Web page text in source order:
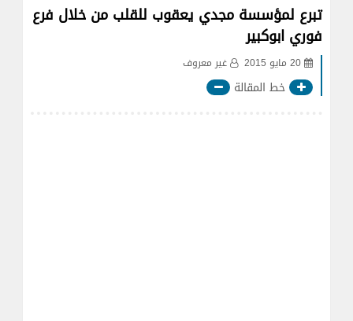
تبرع لمؤسسة مجدي يعقوب للقلب من خلال فرع
فوري ابوكبير
20 مايو 2015 غير معروف
خط المقالة